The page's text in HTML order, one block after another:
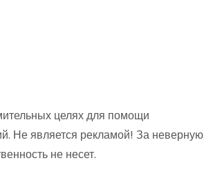
целях для помощи
Не является рекламой! За неверную
не несет.